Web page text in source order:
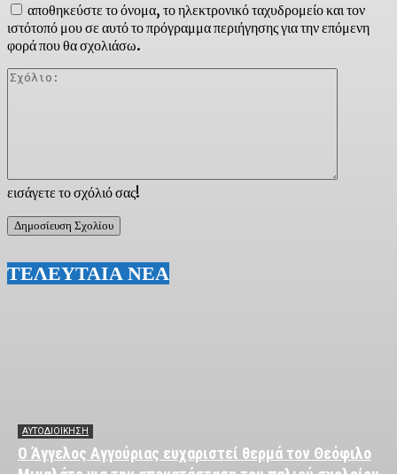
εισάγετε το σχόλιό σας!
αποθηκεύστε το όνομα, το ηλεκτρονικό ταχυδρομείο και τον
ιστότοπό μου σε αυτό το πρόγραμμα περιήγησης για την επόμενη
φορά που θα σχολιάσω.
ΤΕΛΕΥΤΑΙΑ ΝΕΑ
ΑΥΤΟΔΙΟΙΚΗΣΗ
Ο Άγγελος Αγγούριας ευχαριστεί θερμά τον Θεόφιλο